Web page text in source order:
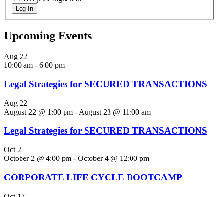
Log In
Upcoming Events
Aug 22
10:00 am - 6:00 pm
Legal Strategies for SECURED TRANSACTIONS
Aug 22
August 22 @ 1:00 pm - August 23 @ 11:00 am
Legal Strategies for SECURED TRANSACTIONS
Oct 2
October 2 @ 4:00 pm - October 4 @ 12:00 pm
CORPORATE LIFE CYCLE BOOTCAMP